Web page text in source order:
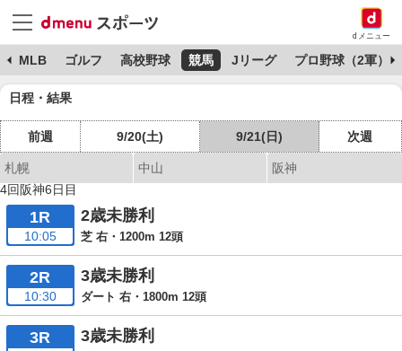
dメニュー
MLB ゴルフ 高校野球 競馬 Jリーグ プロ野球（2軍）
日程・結果
前週 9/20(土) 9/21(日) 次週
札幌 中山
阪神
4回阪神6日目
1R
10:05
2歳未勝利
芝 右・1200m 12頭
2R
10:30
3歳未勝利
ダート 右・1800m 12頭
3R 3歳未勝利